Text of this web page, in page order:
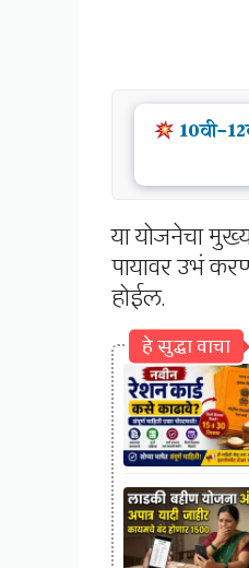
10वी-
या योजनेचा
पायावर उभं
होईल.
हे सुद्धा वाचा